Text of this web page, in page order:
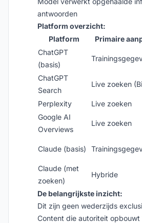
antwoorden
Platform overzicht:
Platform
Primaire
ChatGPT
(basis)
ChatGPT
Search
Live zoeken
Perplexity
Live zoeken
Google AI
Overviews
Live zoeken
Claude (basis)
Claude (met
zoeken)
Hybride
De belangrijkste inzicht:
Dit zijn geen wederzijds
Content die autoriteit opbouwt